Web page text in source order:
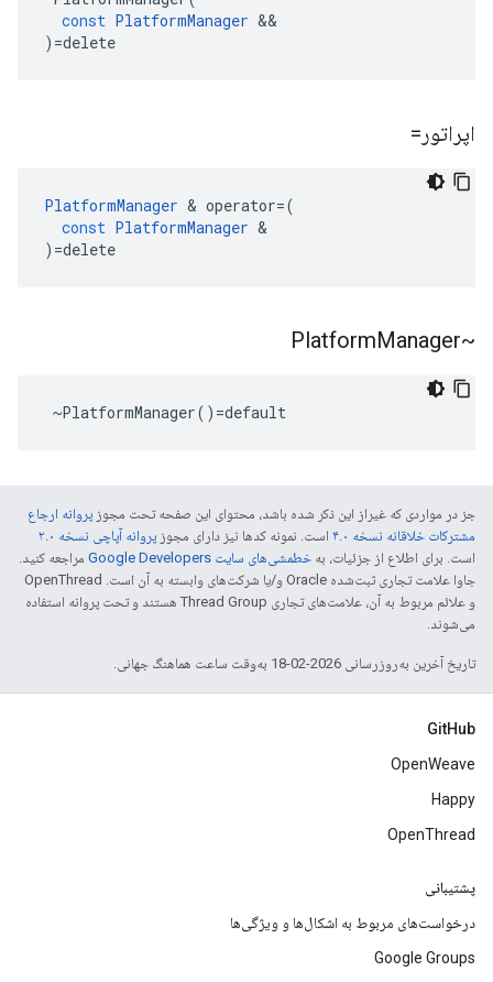
const PlatformManager &&
) =delete
اپراتور=
PlatformManager & operator=(
const PlatformManager &
) =delete
~Platform
Manager
~PlatformManager()=default
جز در مواردی که غیراز این ذکر شده باشد، محتوای این صفحه تحت مجوز پروانه ارجاع
مشترکات خلاقانه نسخه ۴.۰
است. نمونه کدها نیز دارای مجوز پروانه آپاچی نسخه ۲.۰
است. برای اطلاع از جزئیات، به خطمشی‌های سایت Google Developers‏
مراجعه کنید.
جاوا علامت تجاری ثبت‌شده Oracle و/یا شرکت‌های وابسته به آن است. ‫OpenThread
و علائم مربوط به آن، علامت‌های تجاری Thread Group هستند و تحت پروانه استفاده
می‌شوند.
تاریخ آخرین به‌روزرسانی 2026-02-18 به‌وقت ساعت هماهنگ جهانی.
GitHub
OpenWeave
Happy
OpenThread
پشتیبانی
درخواست‌های مربوط به اشکال‌ها و ویژگی‌ها
Google Groups